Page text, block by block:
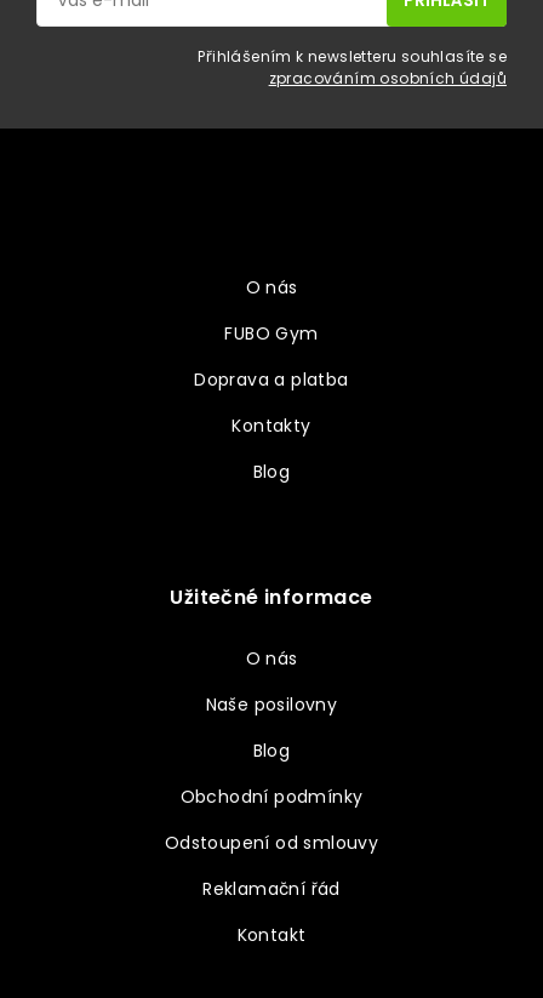
Přihlášením k newsletteru souhlasíte se
zpracováním osobních údajů
O nás
FUBO Gym
Doprava a platba
Kontakty
Blog
Užitečné informace
O nás
Naše posilovny
Blog
Obchodní podmínky
Odstoupení od smlouvy
Reklamační řád
Kontakt